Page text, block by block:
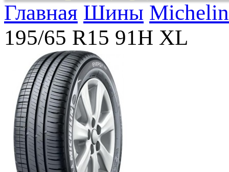
Главная Шины Michelin
195/65 R15 91H XL